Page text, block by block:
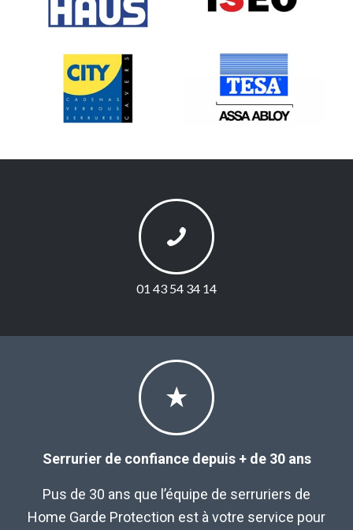
01 43 54 34 14
Serrurier de confiance depuis + de 30 ans
Pus de 30 ans que l’équipe de serruriers de
Home Garde Protection est à votre service pour